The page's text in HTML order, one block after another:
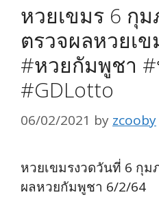
หวยเขมร 6 กุ
ตรวจผลหวยเ
#หวยกัมพูชา
#GDLotto
06/02/2021 by zcooby
หวยเขมรงวดวันที่ 6 กุ
ผลหวยกัมพูชา 6/2/64